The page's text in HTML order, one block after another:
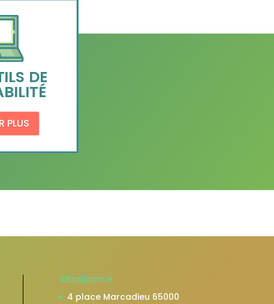
DE
PLUS
Alballiance
4 place Marcadieu 65000